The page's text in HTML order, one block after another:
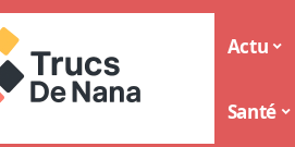
Actu
Santé